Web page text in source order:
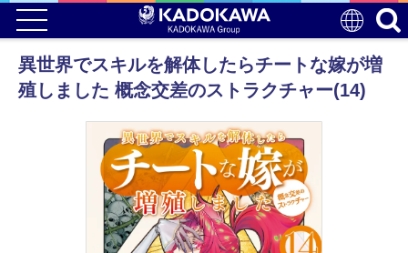
異世界でスキルを解体したらチートな嫁が増
殖しました 概念交差のストラクチャー(14)